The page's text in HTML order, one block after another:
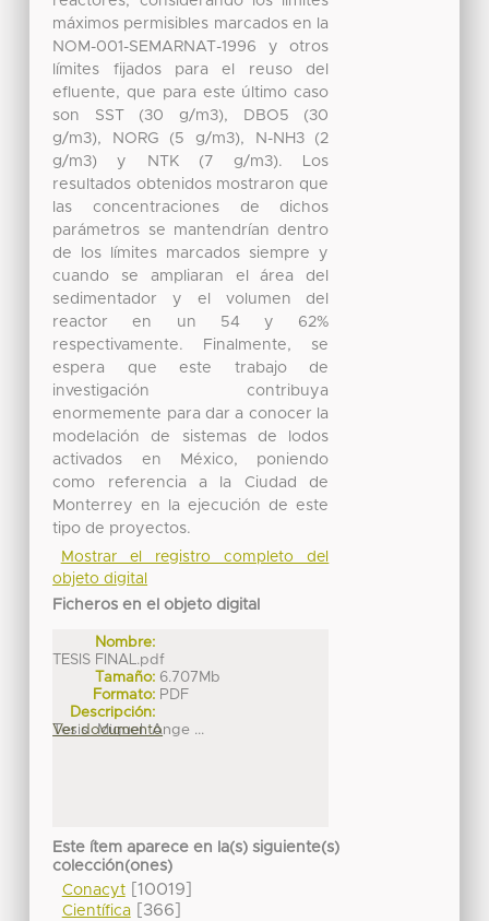
máximos permisibles marcados en la
NOM-001-SEMARNAT-1996 y otros
límites fijados para el reuso del
efluente, que para este último caso
son SST (30 g/m3), DBO5 (30
g/m3), NORG (5 g/m3), N-NH3 (2
g/m3) y NTK (7 g/m3). Los
resultados obtenidos mostraron que
las concentraciones de dichos
parámetros se mantendrían dentro
de los límites marcados siempre y
cuando se ampliaran el área del
sedimentador y el volumen del
reactor en un 54 y 62%
respectivamente. Finalmente, se
espera que este trabajo de
investigación contribuya
enormemente para dar a conocer la
modelación de sistemas de lodos
activados en México, poniendo
como referencia a la Ciudad de
Monterrey en la ejecución de este
tipo de proyectos.
Mostrar el registro completo del
objeto digital
Ficheros en el objeto digital
Nombre:
TESIS FINAL.pdf
Tamaño: 6.707Mb
Formato: PDF
Descripción:
Tesis_Miguel_Ange ...
Ver documento
Este ítem aparece en la(s) siguiente(s)
colección(ones)
Conacyt[10019]
Científica[366]